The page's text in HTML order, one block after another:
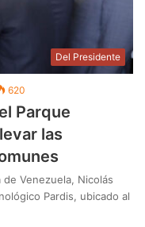
Del Presidente
620
Parque
las
Venezuela, Nicolás
Pardis, ubicado al